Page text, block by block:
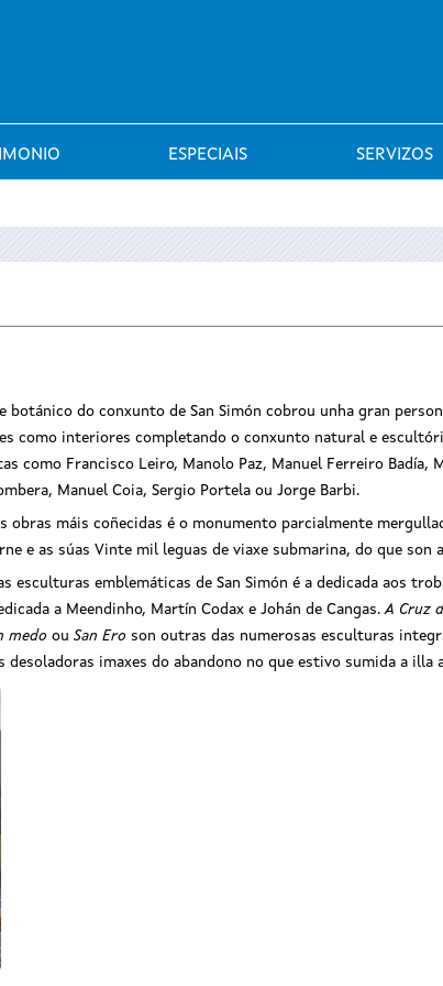
ESPECIAIS SERVIZOS
botánico do conxunto de San Simón cobrou unha gran
como interiores completando o conxunto natural e
como Francisco Leiro, Manolo Paz, Manuel Ferreiro Badía,
Manuel Coia, Sergio Portela ou Jorge Barbi.
obras máis coñecidas é o monumento parcialmente
e as súas Vinte mil leguas de viaxe submarina, do que
esculturas emblemáticas de San Simón é a dedicada aos
a Meendinho, Martín Codax e Johán de Cangas.A Cruz
medo ou San Ero son outras das numerosas esculturas
imaxes do abandono no que estivo sumida a illa